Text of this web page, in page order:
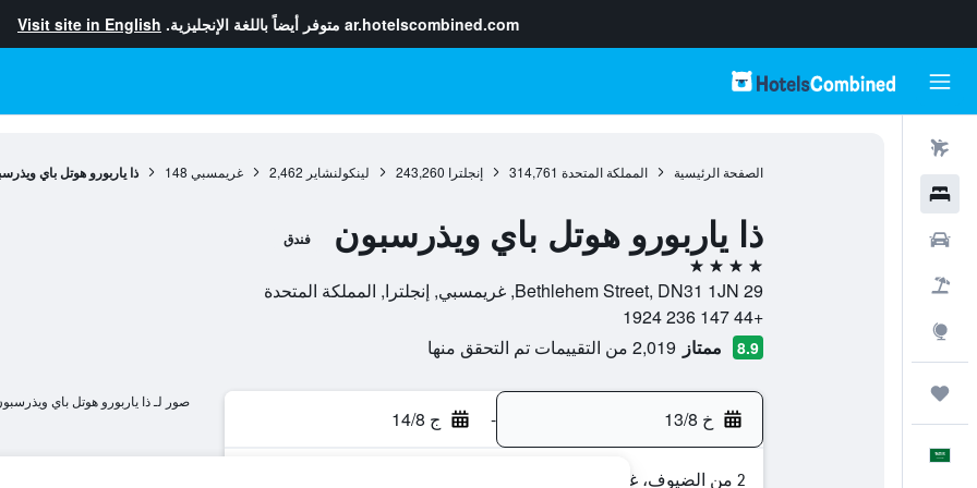
ar.hotelscombined.com متوفر أيضاً باللغة الإنجليزية. Visit site in English
الصفحة الرئيسية المملكة المتحدة 314,761 إنجلترا 243,260 لينكولنشاير 2,462 غريمسبي 148 ذا ياربورو هوتل باي
ذا ياربورو هوتل باي ويذرسبون فندق
4 نجوم
29 Bethlehem Street, DN31 1JN, غريمسبي, إنجلترا, المملكة المتحدة
+44 147 236 1924
8.9 ممتاز 2,019 من التقييمات تم التحقق منها
خ 13/8 - ج 14/8
2 من الضيوف، غرفة واحدة
صور لـ ذا ياربورو هوتل باي